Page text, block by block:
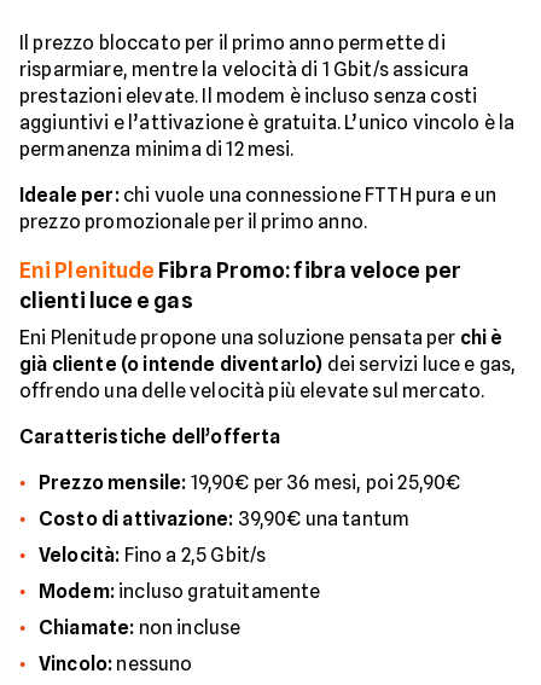
Il prezzo bloccato per il primo anno permette di
risparmiare, mentre la velocità di 1 Gbit/s assicura
prestazioni elevate. Il modem è incluso senza costi
aggiuntivi e l’attivazione è gratuita. L’unico vincolo è la
permanenza minima di 12 mesi.
Ideale per:chi vuole una connessione FTTH pura e un
prezzo promozionale per il primo anno.
Eni Plenitude Fibra Promo: fibra veloce per
clienti luce e gas
Eni Plenitude propone una soluzione pensata per chi è
già cliente (o intende diventarlo) dei servizi luce e gas,
offrendo una delle velocità più elevate sul mercato.
Caratteristiche dell’offerta
Prezzo mensile: 19,90€ per 36 mesi, poi 25,90€
Costo di attivazione: 39,90€ una tantum
Velocità: Fino a 2,5 Gbit/s
Modem:incluso gratuitamente
Chiamate: non incluse
Vincolo: nessuno